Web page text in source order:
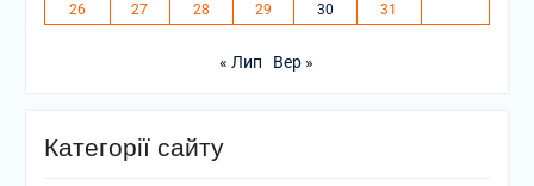
26
27 28 29 30 31
« Лип Вер »
Категорії сайту